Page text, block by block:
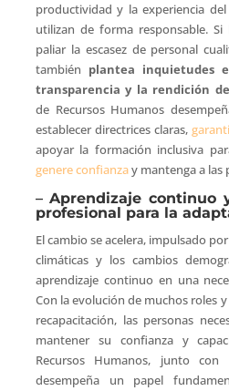
productividad y la experiencia
utilizan de forma responsable.
paliar la escasez de personal
también plantea inquietudes
transparencia y la rendición
de Recursos Humanos
establecer directrices claras,
apoyar la formación inclusiva
genere confianzay mantenga a las
– Aprendizaje continuo
profesional para la
El cambio se acelera, impulsado
climáticas y los cambios
aprendizaje continuo en una
Con la evolución de muchos roles
recapacitación, las personas
mantener su confianza y
Recursos Humanos, junto con
desempeña un papel